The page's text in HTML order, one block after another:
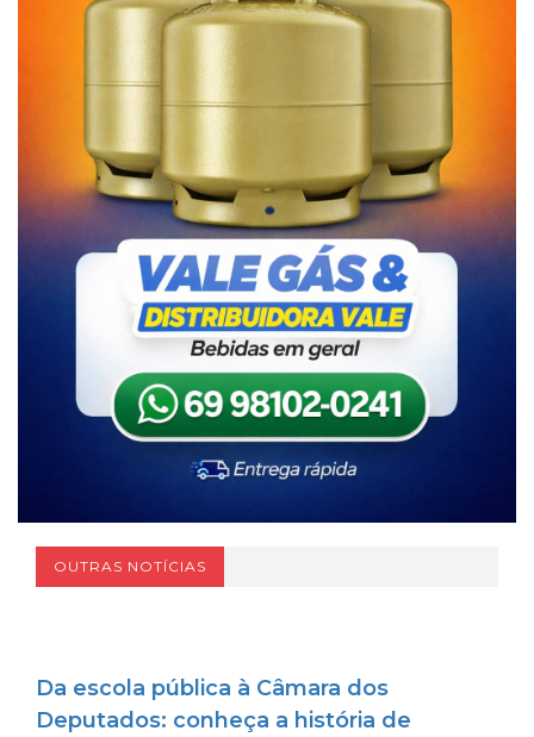
OUTRAS NOTÍCIAS
Da escola pública à Câmara dos
Deputados: conheça a história de